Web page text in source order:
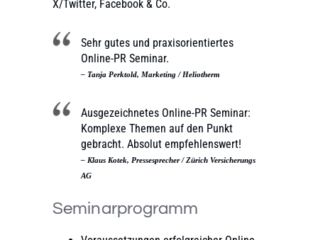
X/Twitter, Facebook & Co.
Sehr gutes und praxisorientiertes
Online-PR Seminar.
– Tanja Perktold, Marketing / Heliotherm
Ausgezeichnetes Online-PR Seminar:
Komplexe Themen auf den Punkt
gebracht. Absolut empfehlenswert!
– Klaus Kotek, Pressesprecher / Zürich Versicherungs
AG
Seminarprogramm